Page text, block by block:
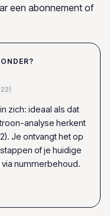
een abonnement of
22)
zich: ideaal als dat
analyse herkent
Je ontvangt het op
of je huidige
nummerbehoud.